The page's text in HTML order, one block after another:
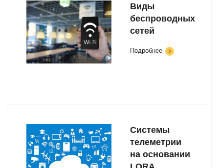
Виды
беспроводных
сетей
Подробнее
Системы
телеметрии
на основании